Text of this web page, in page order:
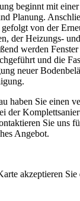
beginnt mit
Planung.
von der
der Heizungs-
werden
und die
neuer
haben Sie einen
der
Sie uns
Angebot.
akzeptieren